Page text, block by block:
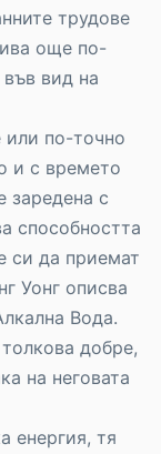
трудове
още по-
вид на
по-точно
и с времето
заредена с
способността
си да приемат
Уонг описва
Вода.
добре,
на неговата
енергия, тя